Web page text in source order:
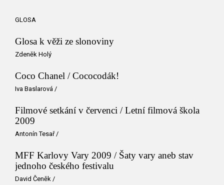
GLOSA
Glosa k věži ze slonoviny
Zdeněk Holý
Coco Chanel / Cococodák!
Iva Baslarová /
Filmové setkání v červenci / Letní filmová škola
2009
Antonín Tesař/
MFF Karlovy Vary 2009 / Šaty vary aneb stav
jednoho českého festivalu
David Čeněk /